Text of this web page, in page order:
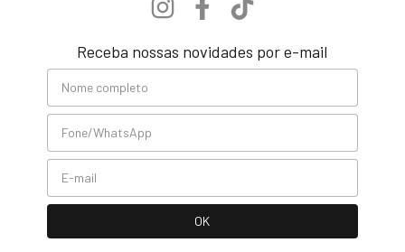
Receba nossas novidades por e-mail